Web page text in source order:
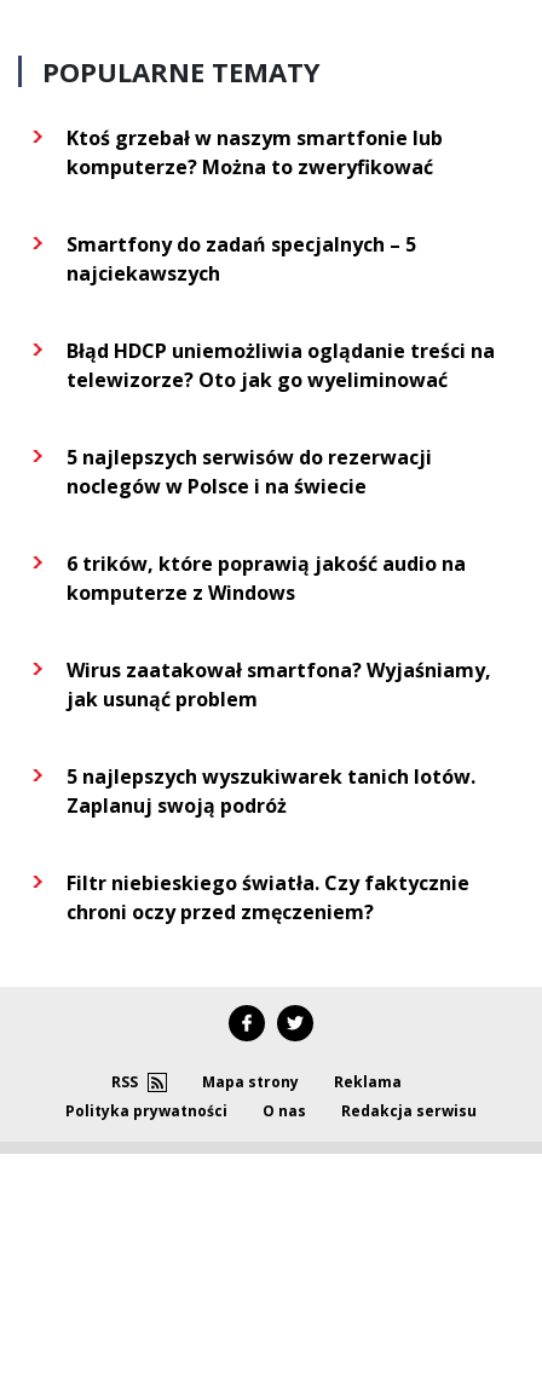
POPULARNE TEMATY
Ktoś grzebał w naszym smartfonie lub
komputerze? Można to zweryfikować
Smartfony do zadań specjalnych – 5
najciekawszych
Błąd HDCP uniemożliwia oglądanie treści na
telewizorze? Oto jak go wyeliminować
5 najlepszych serwisów do rezerwacji
noclegów w Polsce i na świecie
6 trików, które poprawią jakość audio na
komputerze z Windows
Wirus zaatakował smartfona? Wyjaśniamy,
jak usunąć problem
5 najlepszych wyszukiwarek tanich lotów.
Zaplanuj swoją podróż
Filtr niebieskiego światła. Czy faktycznie
chroni oczy przed zmęczeniem?
RSS Mapa strony
Reklama
Polityka prywatności
O nas Redakcja serwisu